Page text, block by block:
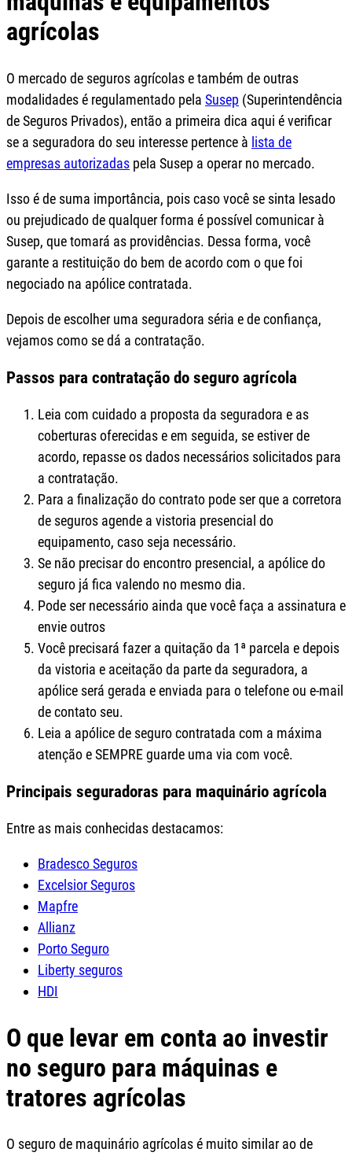
agrícolas
O mercado de seguros agrícolas e também de outras
modalidades é regulamentado pela Susep (Superintendência
de Seguros Privados), então a primeira dica aqui é verificar
se a seguradora do seu interesse pertence à lista de
empresas autorizadas pela Susep a operar no mercado.
Isso é de suma importância, pois caso você se sinta lesado
ou prejudicado de qualquer forma é possível comunicar à
Susep, que tomará as providências. Dessa forma, você
garante a restituição do bem de acordo com o que foi
negociado na apólice contratada.
Depois de escolher uma seguradora séria e de confiança,
vejamos como se dá a contratação.
Passos para contratação do seguro agrícola
Leia com cuidado a proposta da seguradora e as
coberturas oferecidas e em seguida, se estiver de
acordo, repasse os dados necessários solicitados para
a contratação.
Para a finalização do contrato pode ser que a corretora
de seguros agende a vistoria presencial do
equipamento, caso seja necessário.
Se não precisar do encontro presencial, a apólice do
seguro já fica valendo no mesmo dia.
Pode ser necessário ainda que você faça a assinatura e
envie outros
Você precisará fazer a quitação da 1ª parcela e depois
da vistoria e aceitação da parte da seguradora, a
apólice será gerada e enviada para o telefone ou e-mail
de contato seu.
Leia a apólice de seguro contratada com a máxima
atenção e SEMPRE guarde uma via com você.
Principais seguradoras para maquinário agrícola
Entre as mais conhecidas destacamos:
Bradesco Seguros
Excelsior Seguros
Mapfre
Allianz
Porto Seguro
Liberty seguros
HDI
O que levar em conta ao investir
no seguro para máquinas e
tratores agrícolas
O seguro de maquinário agrícolas é muito similar ao de